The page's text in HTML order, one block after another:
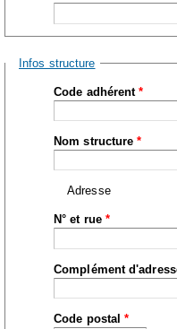
Masquer
Infos structure
Code adhérent*
Nom structure*
Adresse
N° et rue *
Complément
Code postal*